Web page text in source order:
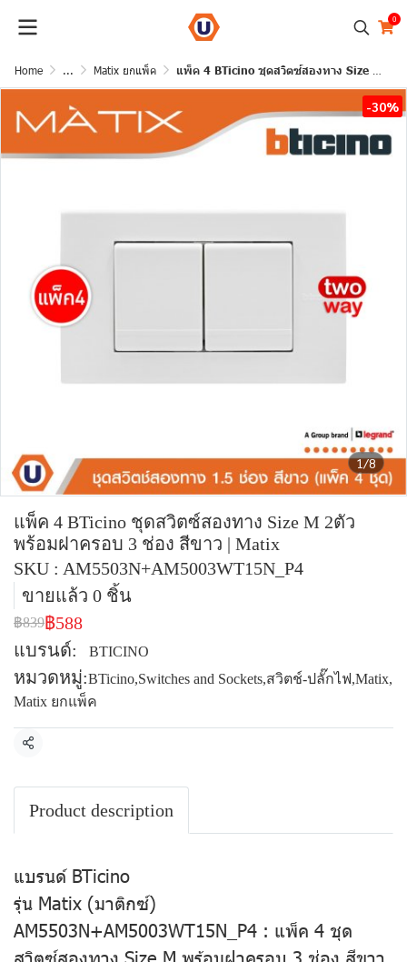
0
Home ... Matix ยกแพ็ค แพ็ค 4 BTicino ชุดสวิตซ์สองทาง Size M 2ตัว พร้อมฝาครอบ 3 ช่อง สีขาว | Matix
1/8
-30%
แพ็ค 4 BTicino ชุดสวิตซ์สองทาง Size M 2ตัว
พร้อมฝาครอบ 3 ช่อง สีขาว | Matix
SKU : AM5503N+AM5003WT15N_P4
ขายแล้ว 0 ชิ้น
฿839฿588
แบรนด์:
BTICINO
หมวดหมู่:BTicino,Switches and Sockets,สวิตช์-ปลั๊กไฟ,Matix,
Matix ยกแพ็ค
แชร์
Product description
แบรนด์ BTicino
รุ่น Matix (มาติกซ์)
AM5503N+AM5003WT15N_P4 : แพ็ค 4 ชุด
สวิตซ์สองทาง Size M พร้อมฝาครอบ 3 ช่อง สีขาว